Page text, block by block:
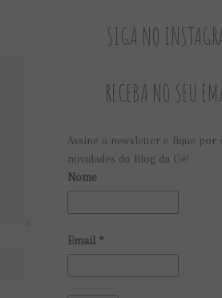
SIGA NO
RECEBA NO SEU
Assine a newsletter e fique por
novidades do Blog da Gê!
Nome
Email *